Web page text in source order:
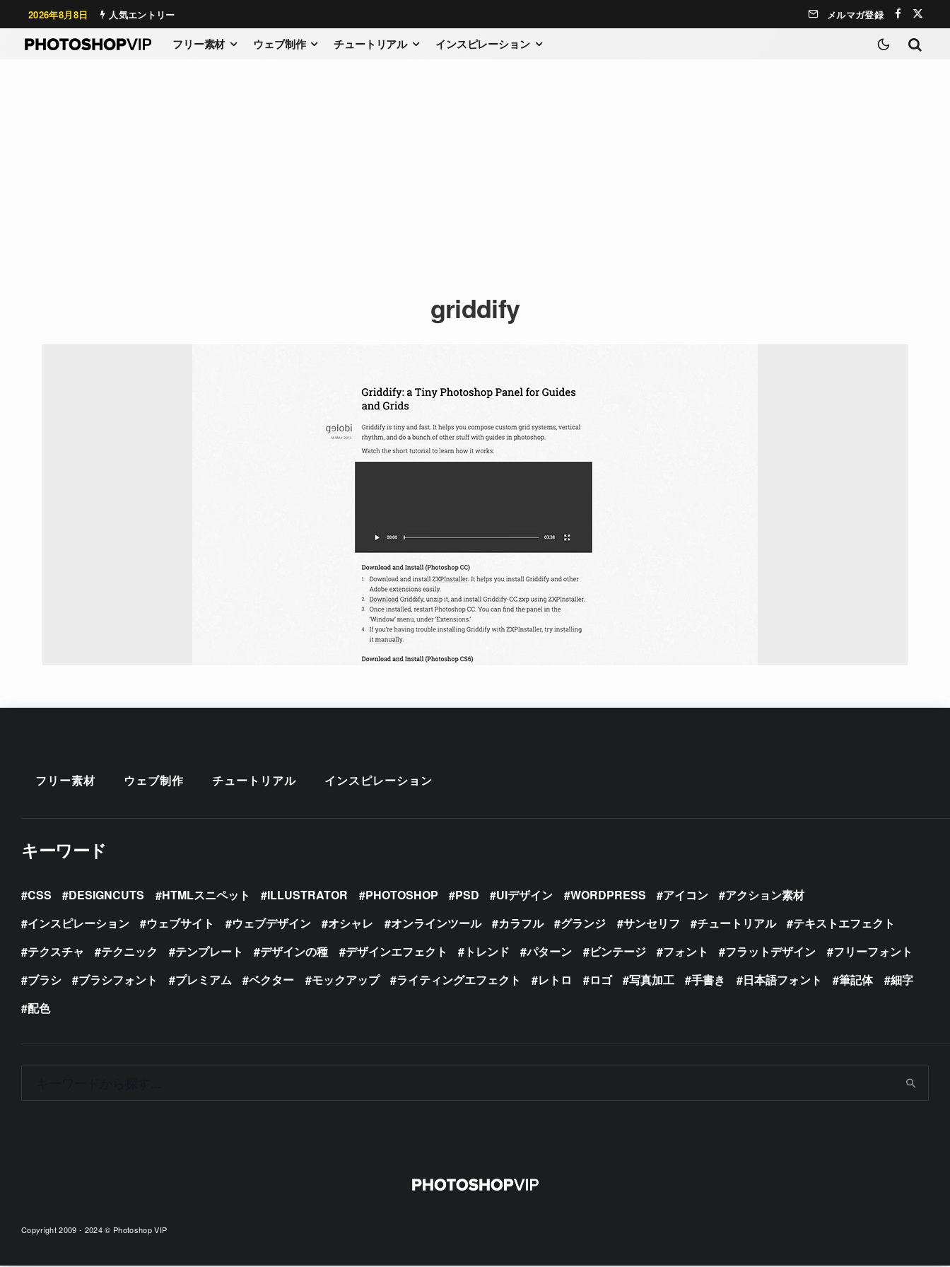
2026年8月8日 人気エントリー メルマガ登録
フリー素材 ウェブ制作 チュートリアル インスピレーション
griddify
フリー素材 ウェブ制作 チュートリアル インスピレーション
キーワード
CSS DESIGNCUTS HTMLスニペット ILLUSTRATOR PHOTOSHOP PSD UIデザイン WORDPRESS アイコン
アクション素材
インスピレーション
ウェブサイト ウェブデザイン オシャレ オンラインツール カラフル グランジ サンセリフ チュートリアル
テキストエフェクト
テクスチャ
テクニック テンプレート デザインの種 デザインエフェクト トレンド パターン ビンテージ フォント フラットデザイン
フリーフォント
ブラシ
ブラシフォント プレミアム ベクター モックアップ ライティングエフェクト レトロ ロゴ 写真加工 手書き 日本語フォント 筆記体
細字
配色
Copyright 2009 - 2024 © Photoshop VIP